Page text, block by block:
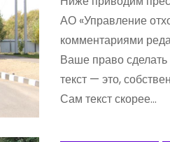
АО «Управление
комментариями
Ваше право
текст — это,
Сам текст скорее…